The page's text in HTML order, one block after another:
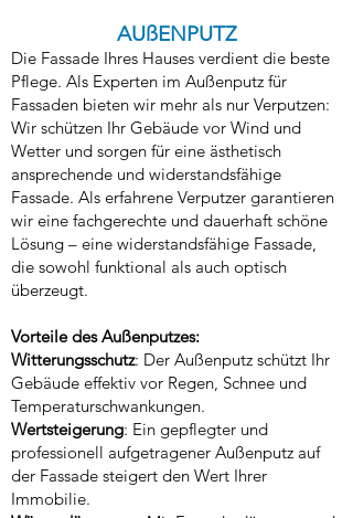
AUßENPUTZ
Die Fassade Ihres Hauses verdient die beste
Pflege. Als Experten im Außenputz für
Fassaden bieten wir mehr als nur Verputzen:
Wir schützen Ihr Gebäude vor Wind und
Wetter und sorgen für eine ästhetisch
ansprechende und widerstandsfähige
Fassade. Als erfahrene Verputzer garantieren
wir eine fachgerechte und dauerhaft schöne
Lösung – eine widerstandsfähige Fassade,
die sowohl funktional als auch optisch
überzeugt.
Vorteile des Außenputzes:
Witterungsschutz: Der Außenputz schützt Ihr
Gebäude effektiv vor Regen, Schnee und
Temperaturschwankungen.
Wertsteigerung: Ein gepflegter und
professionell aufgetragener Außenputz auf
der Fassade steigert den Wert Ihrer
Immobilie.